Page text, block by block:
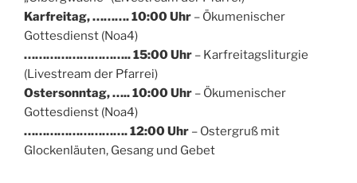
Karfreitag, ………. 10:00 Uhr – Ökumenischer
Gottesdienst (Noa4)
……………………….. 15:00 Uhr – Karfreitagsliturgie
(Livestream der Pfarrei)
Ostersonntag, ….. 10:00 Uhr – Ökumenischer
Gottesdienst (Noa4)
………………………. 12:00 Uhr – Ostergruß mit
Glockenläuten, Gesang und Gebet